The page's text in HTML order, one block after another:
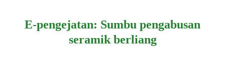
E-pengejatan: Sumbu pengabusan
seramik berliang